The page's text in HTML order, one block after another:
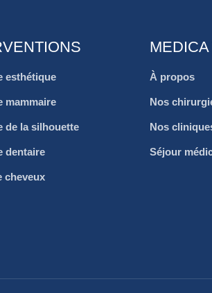
esthétique
mammaire
de la silhouette
dentaire
cheveux
À propos
Nos
Nos
Séjour